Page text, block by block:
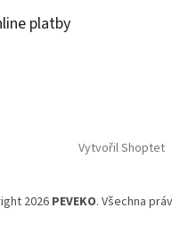
platby
Vytvořil Shoptet
2026 PEVEKO. Všechna